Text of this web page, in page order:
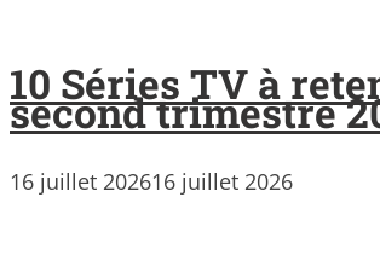
10 Séries TV à
second trimestre
16 juillet 202616 juillet 2026